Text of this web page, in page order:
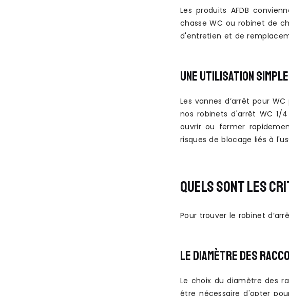
Les produits AFDB
chasse WC ou robinet de
d'entretien et de
UNE UTILISATION
Les vannes d’arrêt pour
nos robinets d'arrêt WC 1/
ouvrir ou fermer
risques de blocage liés à
QUELS SONT LES
Pour trouver le robinet
LE DIAMÈTRE DES
Le choix du diamètre des
être nécessaire d'opter